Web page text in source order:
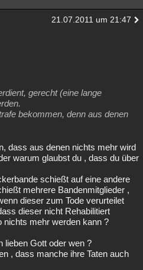
21.07.2011 um 21:47
gerecht (eine lange
bekommen, denn aus denen
dass aus denen nichts mehr wird
warum glaubst du , dass du über
schießt auf eine andere
mehrere Bandenmitglieder ,
dieser zum Tode verurteilet
dieser nicht Rehabilitiert
nichts mehr werden kann ?
lieben Gott oder wen ?
, dass manche ihre Taten auch